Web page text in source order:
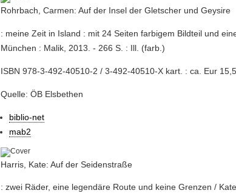
Rohrbach, Carmen: Auf der Insel der Gletscher und Geysire
: meine Zeit in Island : mit 24 Seiten farbigem Bildteil und
München : Malik, 2013. - 266 S. : Ill. (farb.)
ISBN 978-3-492-40510-2 / 3-492-40510-X kart. : ca. Eur
Quelle: ÖB Elsbethen
biblio-net
mab2
Harris, Kate: Auf der Seidenstraße
: zwei Räder, eine legendäre Route und keine Grenzen /